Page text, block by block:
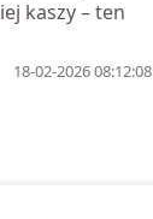
kaszy – ten
18-02-2026 08:12:08